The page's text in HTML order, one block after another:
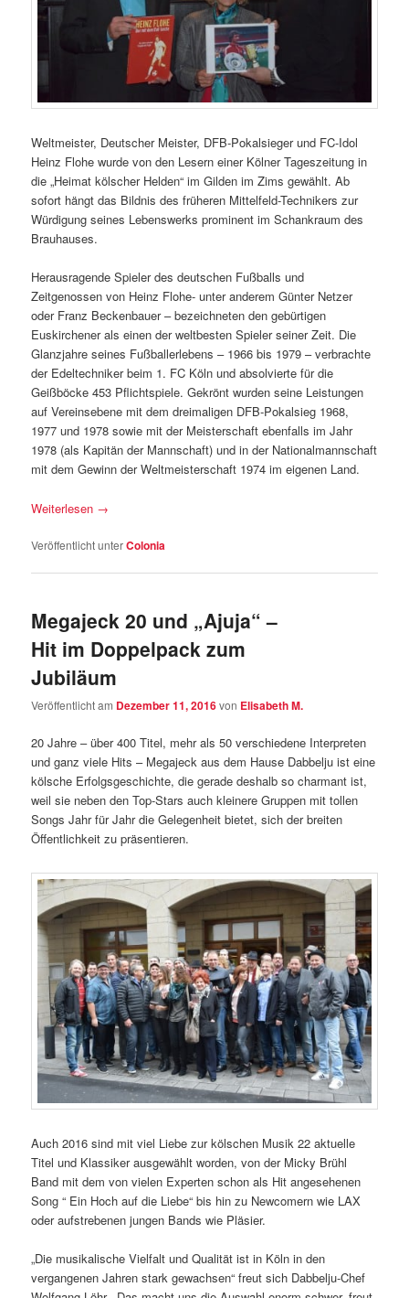
Weltmeister, Deutscher Meister, DFB-Pokalsieger und FC-Idol
Heinz Flohe wurde von den Lesern einer Kölner Tageszeitung in
die „Heimat kölscher Helden“ im Gilden im Zims gewählt. Ab
sofort hängt das Bildnis des früheren Mittelfeld-Technikers zur
Würdigung seines Lebenswerks prominent im Schankraum des
Brauhauses.
Herausragende Spieler des deutschen Fußballs und
Zeitgenossen von Heinz Flohe- unter anderem Günter Netzer
oder Franz Beckenbauer – bezeichneten den gebürtigen
Euskirchener als einen der weltbesten Spieler seiner Zeit. Die
Glanzjahre seines Fußballerlebens – 1966 bis 1979 – verbrachte
der Edeltechniker beim 1. FC Köln und absolvierte für die
Geißböcke 453 Pflichtspiele. Gekrönt wurden seine Leistungen
auf Vereinsebene mit dem dreimaligen DFB-Pokalsieg 1968,
1977 und 1978 sowie mit der Meisterschaft ebenfalls im Jahr
1978 (als Kapitän der Mannschaft) und in der Nationalmannschaft
mit dem Gewinn der Weltmeisterschaft 1974 im eigenen Land.
Weiterlesen →
Veröffentlicht unterColonia
Megajeck 20 und „Ajuja“ –
Hit im Doppelpack zum
Jubiläum
Veröffentlicht am Dezember 11, 2016von Elisabeth M.
20 Jahre – über 400 Titel, mehr als 50 verschiedene Interpreten
und ganz viele Hits – Megajeck aus dem Hause Dabbelju ist eine
kölsche Erfolgsgeschichte, die gerade deshalb so charmant ist,
weil sie neben den Top-Stars auch kleinere Gruppen mit tollen
Songs Jahr für Jahr die Gelegenheit bietet, sich der breiten
Öffentlichkeit zu präsentieren.
Auch 2016 sind mit viel Liebe zur kölschen Musik 22 aktuelle
Titel und Klassiker ausgewählt worden, von der Micky Brühl
Band mit dem von vielen Experten schon als Hit angesehenen
Song “ Ein Hoch auf die Liebe“ bis hin zu Newcomern wie LAX
oder aufstrebenen jungen Bands wie Pläsier.
„Die musikalische Vielfalt und Qualität ist in Köln in den
vergangenen Jahren stark gewachsen“ freut sich Dabbelju-Chef